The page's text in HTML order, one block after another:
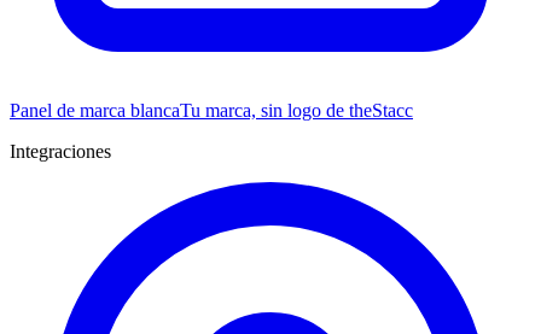
Panel de marca blancaTu marca, sin logo de theStacc
Integraciones